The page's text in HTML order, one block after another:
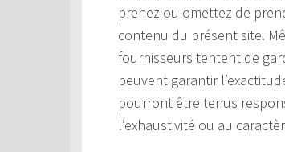
prenez ou omettez de
contenu du présent site.
fournisseurs tentent de
peuvent garantir
pourront être tenus
l’exhaustivité ou au